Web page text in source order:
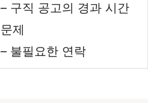
– 구직 공고의 경과 시간
문제
– 불필요한 연락